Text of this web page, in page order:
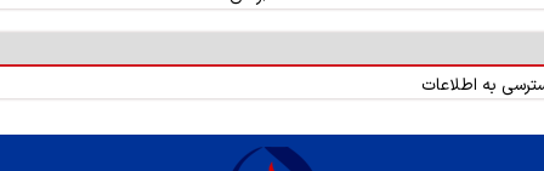
به اطلاعات